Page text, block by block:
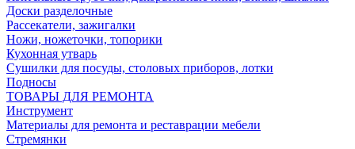
Доски разделочные
Рассекатели, зажигалки
Ножи, ножеточки, топорики
Кухонная утварь
Сушилки для посуды, столовых приборов, лотки
Подносы
ТОВАРЫ ДЛЯ РЕМОНТА
Инструмент
Материалы для ремонта и реставрации мебели
Стремянки